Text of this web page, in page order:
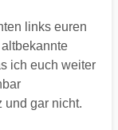
links euren
ich euch weiter
und gar nicht.